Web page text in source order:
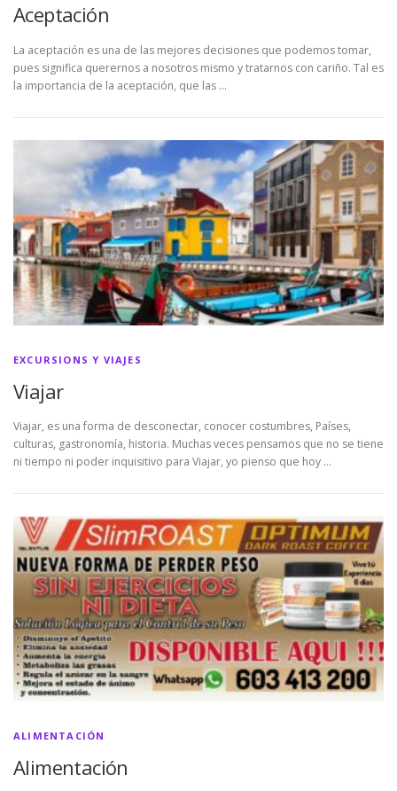
Aceptación
La aceptación es una de las mejores decisiones que podemos tomar,
pues significa querernos a nosotros mismo y tratarnos con cariño. Tal es
la importancia de la aceptación, que las …
EXCURSIONS Y VIAJES
Viajar
Viajar, es una forma de desconectar, conocer costumbres, Países,
culturas, gastronomía, historia. Muchas veces pensamos que no se tiene
ni tiempo ni poder inquisitivo para Viajar, yo pienso que hoy …
ALIMENTACIÓN
Alimentación